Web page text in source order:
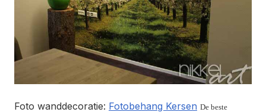
Foto wanddecoratie: Fotobehang Kersen De beste